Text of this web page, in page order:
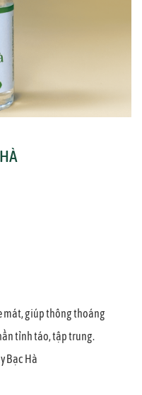
mát, giúp thông thoáng
tỉnh táo, tập trung.
Bạc Hà